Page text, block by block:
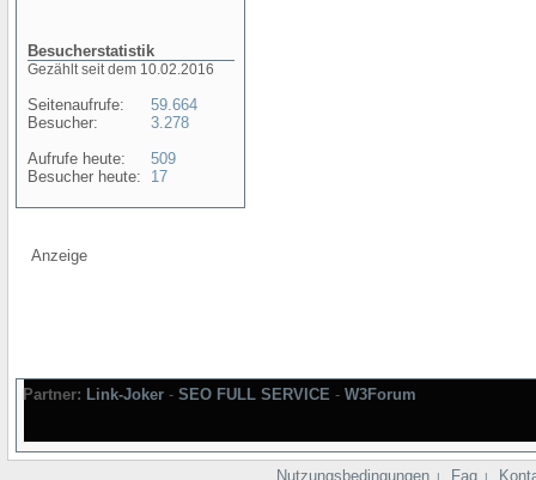
Besucherstatistik
Gezählt seit dem 10.02.2016
Seitenaufrufe:
Besucher:
Aufrufe heute:
Besucher heute:
59.664
3.278
509
17
Anzeige
Partner: Link-Joker - SEO FULL SERVICE - W3Forum
Nutzungsbedingungen | Faq |